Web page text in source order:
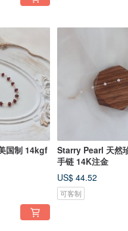
国制 14kgf
Starry Pearl 天然
手链 14K注金
US$ 44.52
可客制